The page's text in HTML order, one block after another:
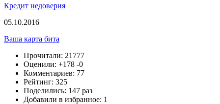
Кредит недоверия
05.10.2016
Ваша карта бита
Прочитали: 21777
Оценили: +178 -0
Комментариев: 77
Рейтинг: 325
Поделились: 147 раз
Добавили в избранное: 1